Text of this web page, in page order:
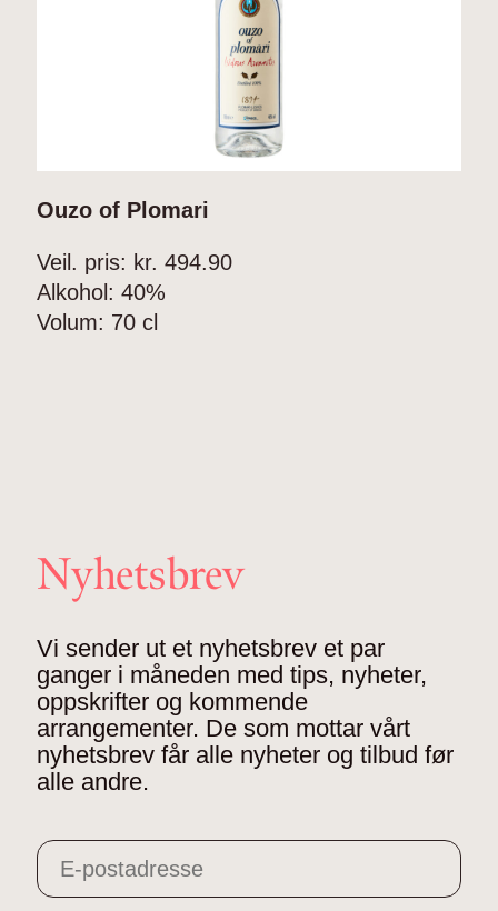
Ouzo of Plomari
Veil. pris: kr. 494.90
Alkohol: 40%
Volum: 70 cl
Nyhetsbrev
Vi sender ut et nyhetsbrev et par
ganger i måneden med tips, nyheter,
oppskrifter og kommende
arrangementer. De som mottar vårt
nyhetsbrev får alle nyheter og tilbud før
alle andre.